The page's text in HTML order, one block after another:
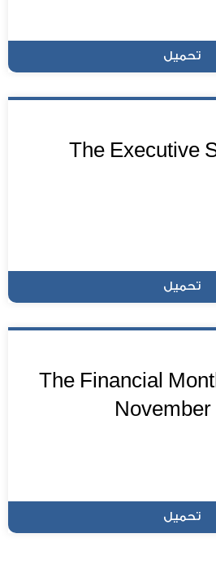
تحميل
The Executive
تحميل
The Financial
November
تحميل